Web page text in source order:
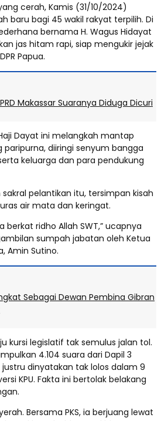
cerah, Kamis (31/10/2024)
baru bagi 45 wakil rakyat terpilih. Di
bernama H. Wagus Hidayat
jas hitam rapi, siap mengukir jejak
Papua.
Makassar Suaranya Diduga Dicuri
Dayat ini melangkah mantap
diiringi senyum bangga
keluarga dan para pendukung
pelantikan itu, tersimpan kisah
air mata dan keringat.
berkat ridho Allah SWT,” ucapnya
sumpah jabatan oleh Ketua
Amin Sutino.
Sebagai Dewan Pembina Gibran
kursi legislatif tak semulus jalan tol.
4.104 suara dari Dapil 3
dinyatakan tak lolos dalam 9
KPU. Fakta ini bertolak belakang
Bersama PKS, ia berjuang lewat